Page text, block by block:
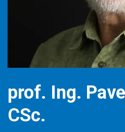
prof. Ing.
CSc.